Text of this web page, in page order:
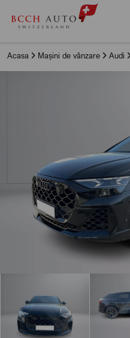
Acasa Mașini de vânzare Audi